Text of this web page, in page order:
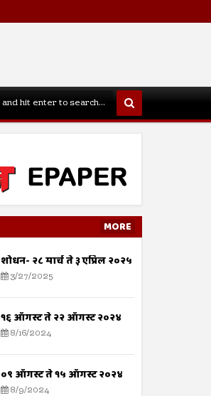
MORE
शोधन- २८ मार्च ते ३ एप्रिल २०२५
3/27/2025
१६ ऑगस्ट ते २२ ऑगस्ट २०२४
8/16/2024
०९ ऑगस्ट ते १५ ऑगस्ट २०२४
8/9/2024